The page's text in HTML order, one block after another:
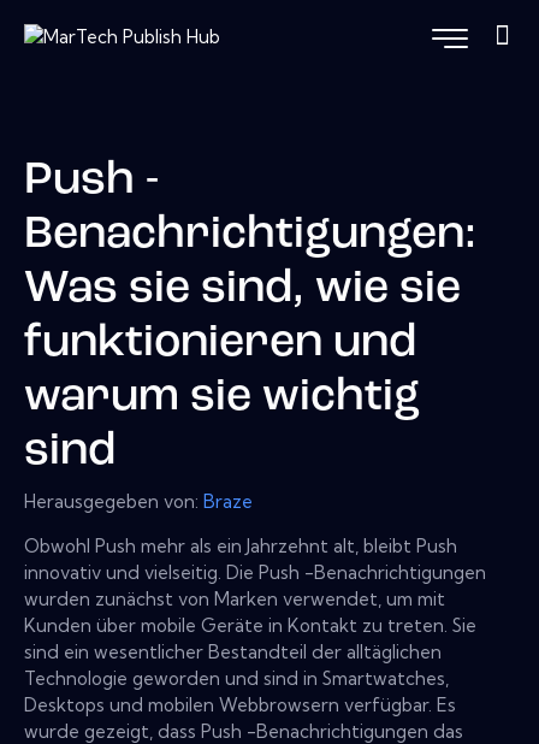
Push -
Benachrichtigungen:
Was sie sind, wie sie
funktionieren und
warum sie wichtig
sind
Herausgegeben von: Braze
Obwohl Push mehr als ein Jahrzehnt alt, bleibt Push
innovativ und vielseitig. Die Push -Benachrichtigungen
wurden zunächst von Marken verwendet, um mit
Kunden über mobile Geräte in Kontakt zu treten. Sie
sind ein wesentlicher Bestandteil der alltäglichen
Technologie geworden und sind in Smartwatches,
Desktops und mobilen Webbrowsern verfügbar. Es
wurde gezeigt, dass Push -Benachrichtigungen das